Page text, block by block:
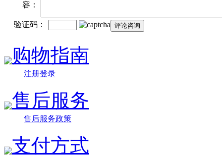
容：
验证码：
购物指南
注册登录
售后服务
售后服务政策
支付方式